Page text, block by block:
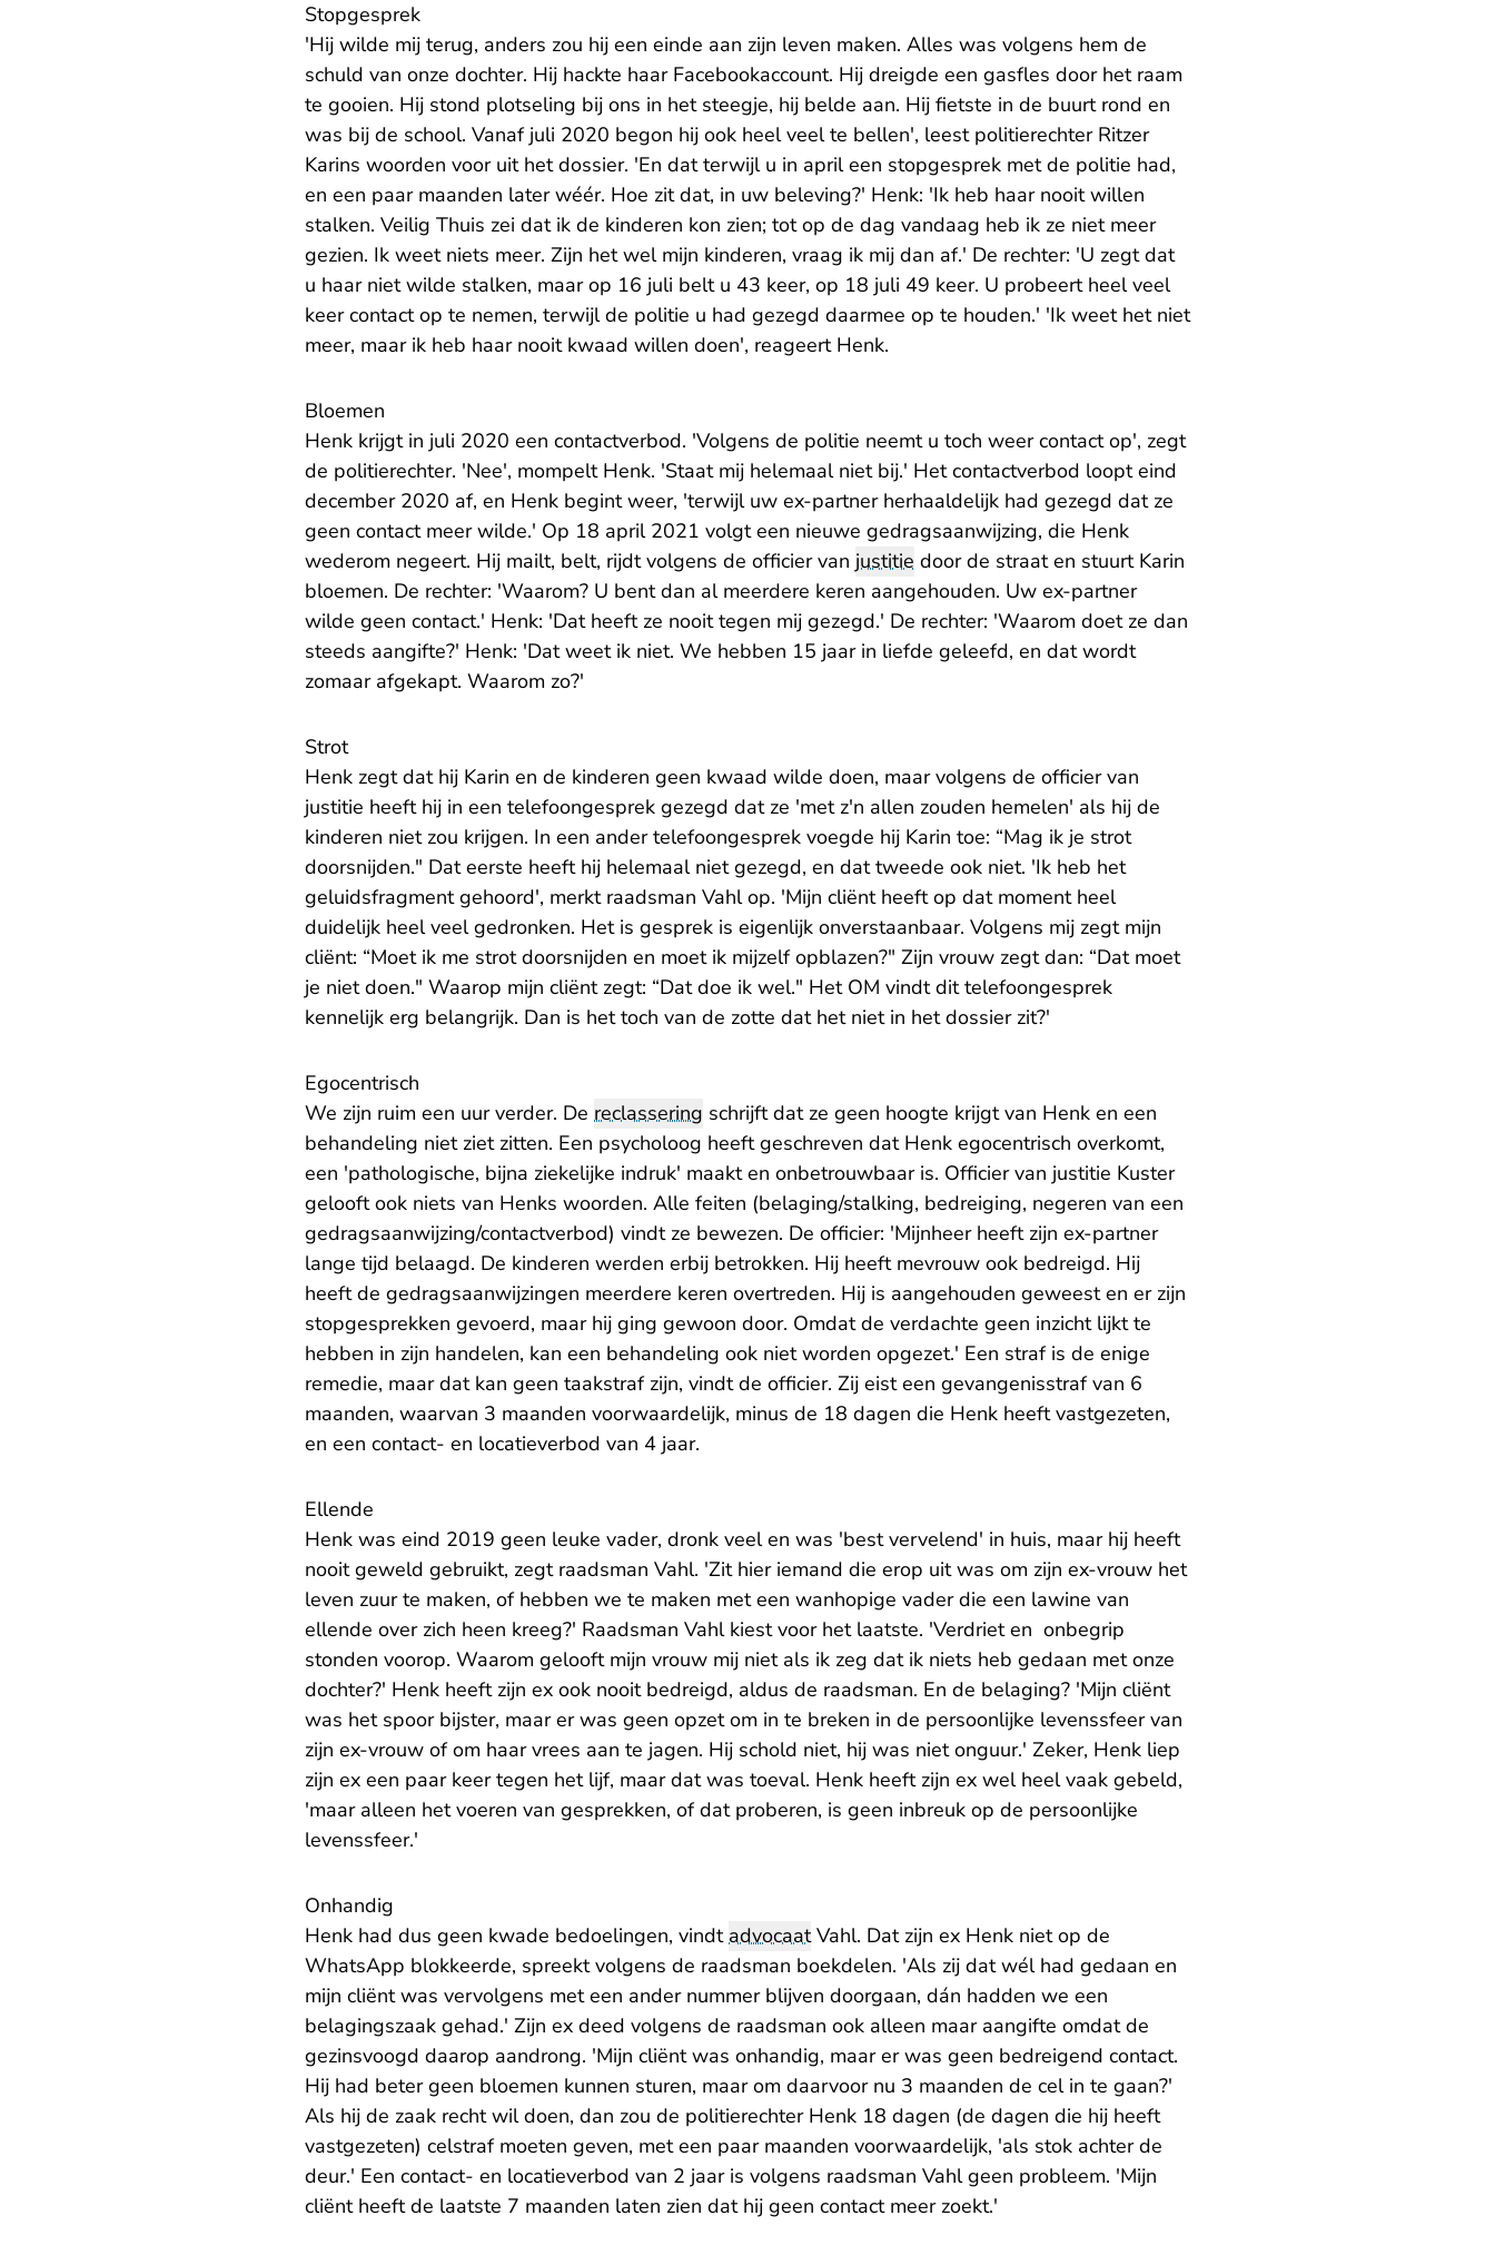
Stopgesprek
'Hij wilde mij terug, anders zou hij een einde aan zijn leven maken. Alles was volgens hem de
schuld van onze dochter. Hij hackte haar Facebookaccount. Hij dreigde een gasfles door het raam
te gooien. Hij stond plotseling bij ons in het steegje, hij belde aan. Hij fietste in de buurt rond en
was bij de school. Vanaf juli 2020 begon hij ook heel veel te bellen', leest politierechter Ritzer
Karins woorden voor uit het dossier. 'En dat terwijl u in april een stopgesprek met de politie had,
en een paar maanden later wéér. Hoe zit dat, in uw beleving?' Henk: 'Ik heb haar nooit willen
stalken. Veilig Thuis zei dat ik de kinderen kon zien; tot op de dag vandaag heb ik ze niet meer
gezien. Ik weet niets meer. Zijn het wel mijn kinderen, vraag ik mij dan af.' De rechter: 'U zegt dat
u haar niet wilde stalken, maar op 16 juli belt u 43 keer, op 18 juli 49 keer. U probeert heel veel
keer contact op te nemen, terwijl de politie u had gezegd daarmee op te houden.' 'Ik weet het niet
meer, maar ik heb haar nooit kwaad willen doen', reageert Henk.
Bloemen
Henk krijgt in juli 2020 een contactverbod. 'Volgens de politie neemt u toch weer contact op', zegt
de politierechter. 'Nee', mompelt Henk. 'Staat mij helemaal niet bij.' Het contactverbod loopt eind
december 2020 af, en Henk begint weer, 'terwijl uw ex-partner herhaaldelijk had gezegd dat ze
geen contact meer wilde.' Op 18 april 2021 volgt een nieuwe gedragsaanwijzing, die Henk
wederom negeert. Hij mailt, belt, rijdt volgens de officier van justitie door de straat en stuurt Karin
bloemen. De rechter: 'Waarom? U bent dan al meerdere keren aangehouden. Uw ex-partner
wilde geen contact.' Henk: 'Dat heeft ze nooit tegen mij gezegd.' De rechter: 'Waarom doet ze dan
steeds aangifte?' Henk: 'Dat weet ik niet. We hebben 15 jaar in liefde geleefd, en dat wordt
zomaar afgekapt. Waarom zo?'
Strot
Henk zegt dat hij Karin en de kinderen geen kwaad wilde doen, maar volgens de officier van
justitie heeft hij in een telefoongesprek gezegd dat ze 'met z'n allen zouden hemelen' als hij de
kinderen niet zou krijgen. In een ander telefoongesprek voegde hij Karin toe: “Mag ik je strot
doorsnijden." Dat eerste heeft hij helemaal niet gezegd, en dat tweede ook niet. 'Ik heb het
geluidsfragment gehoord', merkt raadsman Vahl op. 'Mijn cliënt heeft op dat moment heel
duidelijk heel veel gedronken. Het is gesprek is eigenlijk onverstaanbaar. Volgens mij zegt mijn
cliënt: “Moet ik me strot doorsnijden en moet ik mijzelf opblazen?" Zijn vrouw zegt dan: “Dat moet
je niet doen." Waarop mijn cliënt zegt: “Dat doe ik wel." Het OM vindt dit telefoongesprek
kennelijk erg belangrijk. Dan is het toch van de zotte dat het niet in het dossier zit?'
Egocentrisch
We zijn ruim een uur verder. De reclassering schrijft dat ze geen hoogte krijgt van Henk en een
behandeling niet ziet zitten. Een psycholoog heeft geschreven dat Henk egocentrisch overkomt,
een 'pathologische, bijna ziekelijke indruk' maakt en onbetrouwbaar is. Officier van justitie Kuster
gelooft ook niets van Henks woorden. Alle feiten (belaging/stalking, bedreiging, negeren van een
gedragsaanwijzing/contactverbod) vindt ze bewezen. De officier: 'Mijnheer heeft zijn ex-partner
lange tijd belaagd. De kinderen werden erbij betrokken. Hij heeft mevrouw ook bedreigd. Hij
heeft de gedragsaanwijzingen meerdere keren overtreden. Hij is aangehouden geweest en er zijn
stopgesprekken gevoerd, maar hij ging gewoon door. Omdat de verdachte geen inzicht lijkt te
hebben in zijn handelen, kan een behandeling ook niet worden opgezet.' Een straf is de enige
remedie, maar dat kan geen taakstraf zijn, vindt de officier. Zij eist een gevangenisstraf van 6
maanden, waarvan 3 maanden voorwaardelijk, minus de 18 dagen die Henk heeft vastgezeten,
en een contact- en locatieverbod van 4 jaar.
Ellende
Henk was eind 2019 geen leuke vader, dronk veel en was 'best vervelend' in huis, maar hij heeft
nooit geweld gebruikt, zegt raadsman Vahl. 'Zit hier iemand die erop uit was om zijn ex-vrouw het
leven zuur te maken, of hebben we te maken met een wanhopige vader die een lawine van
ellende over zich heen kreeg?' Raadsman Vahl kiest voor het laatste. 'Verdriet en onbegrip
stonden voorop. Waarom gelooft mijn vrouw mij niet als ik zeg dat ik niets heb gedaan met onze
dochter?' Henk heeft zijn ex ook nooit bedreigd, aldus de raadsman. En de belaging? 'Mijn cliënt
was het spoor bijster, maar er was geen opzet om in te breken in de persoonlijke levenssfeer van
zijn ex-vrouw of om haar vrees aan te jagen. Hij schold niet, hij was niet onguur.' Zeker, Henk liep
zijn ex een paar keer tegen het lijf, maar dat was toeval. Henk heeft zijn ex wel heel vaak gebeld,
'maar alleen het voeren van gesprekken, of dat proberen, is geen inbreuk op de persoonlijke
levenssfeer.'
Onhandig
Henk had dus geen kwade bedoelingen, vindtadvocaatVahl. Dat zijn ex Henk niet op de
WhatsApp blokkeerde, spreekt volgens de raadsman boekdelen. 'Als zij dat wél had gedaan en
mijn cliënt was vervolgens met een ander nummer blijven doorgaan, dán hadden we een
belagingszaak gehad.' Zijn ex deed volgens de raadsman ook alleen maar aangifte omdat de
gezinsvoogd daarop aandrong. 'Mijn cliënt was onhandig, maar er was geen bedreigend contact.
Hij had beter geen bloemen kunnen sturen, maar om daarvoor nu 3 maanden de cel in te gaan?'
Als hij de zaak recht wil doen, dan zou de politierechter Henk 18 dagen (de dagen die hij heeft
vastgezeten) celstraf moeten geven, met een paar maanden voorwaardelijk, 'als stok achter de
deur.' Een contact- en locatieverbod van 2 jaar is volgens raadsman Vahl geen probleem. 'Mijn
cliënt heeft de laatste 7 maanden laten zien dat hij geen contact meer zoekt.'